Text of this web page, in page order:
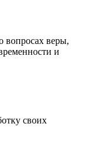
вопросах веры,
и
своих